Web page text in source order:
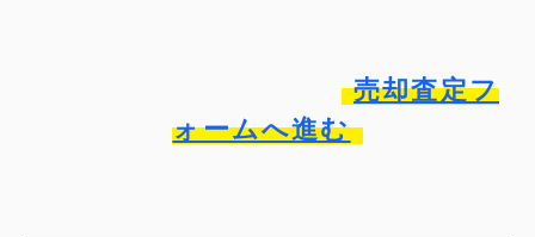
売却査定フ
ォームへ進む